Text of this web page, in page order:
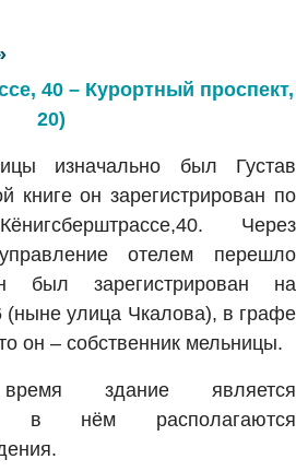
40 – Курортный проспект,
20)
изначально был Густав
книге он зарегистрирован по
Через
отелем перешло
был зарегистрирован на
(ныне улица Чкалова), в графе
он – собственник мельницы.
здание является
в нём располагаются